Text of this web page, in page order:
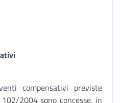
compensativi previste
2004 sono concesse, in